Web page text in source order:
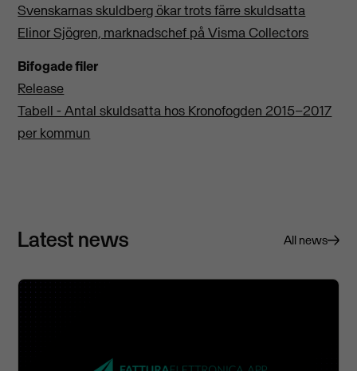
Svenskarnas skuldberg ökar trots färre skuldsatta
Elinor Sjögren, marknadschef på Visma Collectors
Bifogade filer
Release
Tabell - Antal skuldsatta hos Kronofogden 2015–2017
per kommun
Latest news All news